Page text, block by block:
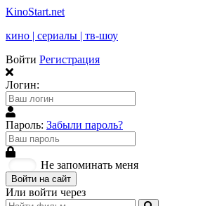
KinoStart.net
кино | сериалы | тв-шоу
Войти Регистрация
Логин:
Пароль: Забыли пароль?
Не запоминать меня
Войти на сайт
Или войти через